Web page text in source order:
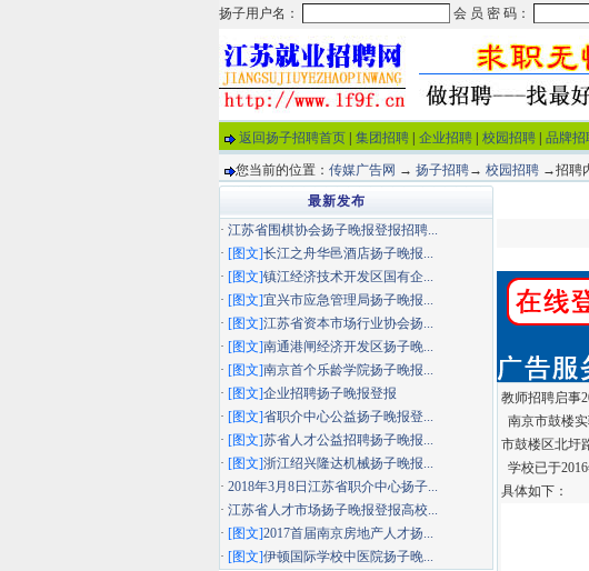
返回扬子招聘首页
集团招聘 企业招聘 校园招聘 品牌招
您当前的位置： 传媒广告网 → 扬子招聘→ 校园招聘 →招聘
教师招聘启事
南京市鼓楼
市鼓楼区北圩
学校已于
具体如下：
最新发布
· 江苏省围棋协会扬子晚报登报招聘...
· [图文]长江之舟华邑酒店扬子晚报...
· [图文]镇江经济技术开发区国有企...
· [图文]宜兴市应急管理局扬子晚报...
· [图文]江苏省资本市场行业协会扬...
· [图文]南通港闸经济开发区扬子晚...
· [图文]南京首个乐龄学院扬子晚报...
· [图文]企业招聘扬子晚报登报
· [图文]省职介中心公益扬子晚报登...
· [图文]苏省人才公益招聘扬子晚报...
· [图文]浙江绍兴隆达机械扬子晚报...
· 2018年3月8日江苏省职介中心扬子...
· 江苏省人才市场扬子晚报登报高校...
· [图文]2017首届南京房地产人才扬...
· [图文]伊顿国际学校中医院扬子晚...